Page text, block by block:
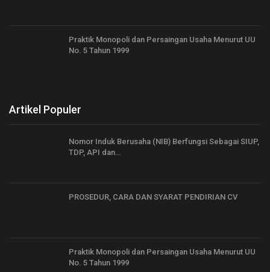
Praktik Monopoli dan Persaingan Usaha Menurut UU
No. 5 Tahun 1999
Artikel Populer
Nomor Induk Berusaha (NIB) Berfungsi Sebagai SIUP,
TDP, API dan…
PROSEDUR, CARA DAN SYARAT PENDIRIAN CV
Praktik Monopoli dan Persaingan Usaha Menurut UU
No. 5 Tahun 1999